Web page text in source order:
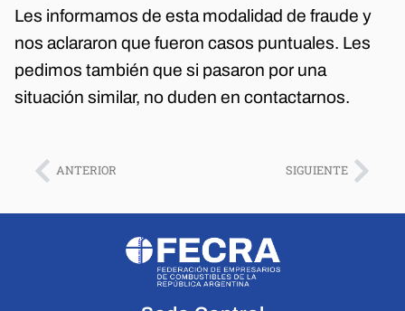
Les informamos de esta modalidad de fraude y
nos aclararon que fueron casos puntuales. Les
pedimos también que si pasaron por una
situación similar, no duden en contactarnos.
ANTERIOR SIGUIENTE